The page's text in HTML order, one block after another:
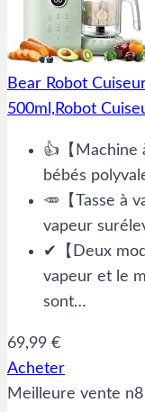
Bear Robot
500ml,Robot
👍【Machine
bébés
🥕【Tasse à
vapeur
✔【Deux
vapeur et le
sont…
69,99 €
Acheter
Meilleure vente n8